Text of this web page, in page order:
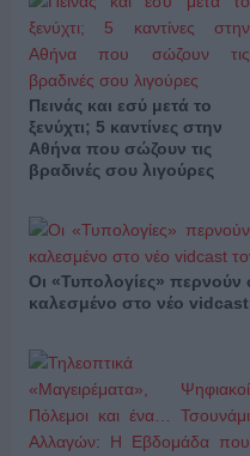
Πεινάς και εσύ μετά το
ξενύχτι; 5 καντίνες στην
Αθήνα που σώζουν τις
βραδινές σου λιγούρες
Οι «Τυπολογίες»
καλεσμένο στο νέο